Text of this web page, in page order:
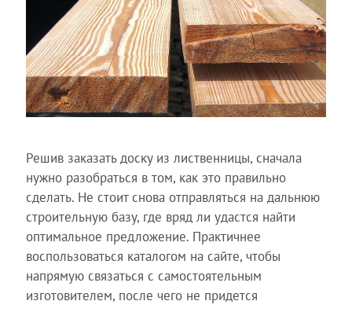
Решив заказать доску из лиственницы, сначала
нужно разобраться в том, как это правильно
сделать. Не стоит снова отправляться на дальнюю
строительную базу, где вряд ли удастся найти
оптимальное предложение. Практичнее
воспользоваться каталогом на сайте, чтобы
напрямую связаться с самостоятельным
изготовителем, после чего не придется